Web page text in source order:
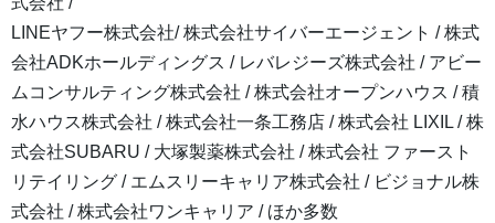
LINEヤフー株式会社/ 株式会社サイバーエージェント / 株式
会社ADKホールディングス / レバレジーズ株式会社 / アビー
ムコンサルティング株式会社 / 株式会社オープンハウス / 積
水ハウス株式会社 / 株式会社一条工務店 / 株式会社 LIXIL / 株
式会社SUBARU / 大塚製薬株式会社 / 株式会社 ファースト
リテイリング / エムスリーキャリア株式会社 / ビジョナル株
式会社 / 株式会社ワンキャリア / ほか多数